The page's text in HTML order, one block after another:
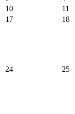
10
11
17
18
24 25